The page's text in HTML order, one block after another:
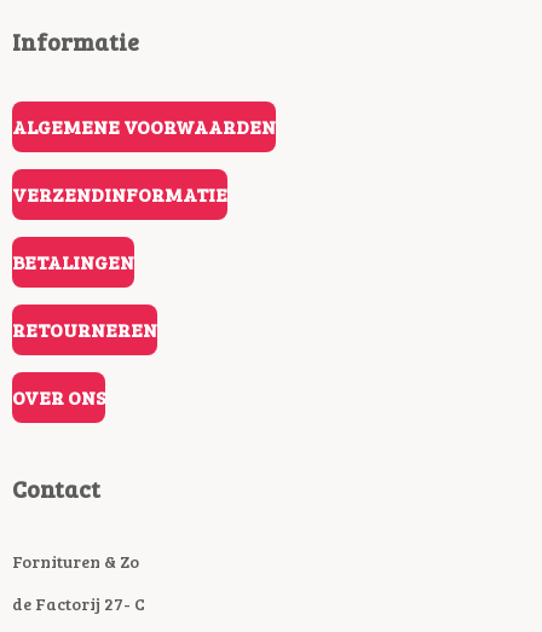
Informatie
ALGEMENE VOORWAARDEN
VERZENDINFORMATIE
BETALINGEN
RETOURNEREN
OVER ONS
Contact
Fornituren & Zo
de Factorij 27- C